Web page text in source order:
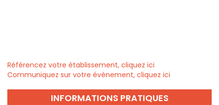
Référencez votre établissement, cliquez ici
Communiquez sur votre évènement, cliquez ici
INFORMATIONS PRATIQUES